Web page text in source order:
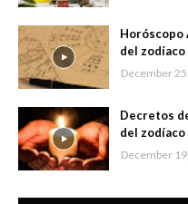
Horóscopo
del zodíaco
December
Decretos
del zodíaco
December